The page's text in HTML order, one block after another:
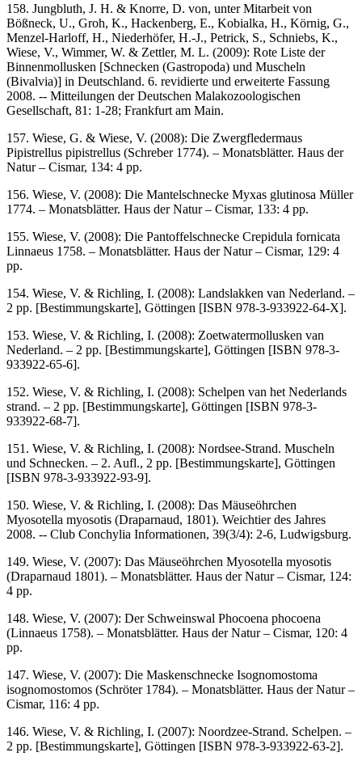
158. Jungbluth, J. H. & Knorre, D. von, unter Mitarbeit von
Bößneck, U., Groh, K., Hackenberg, E., Kobialka, H., Körnig, G.,
Menzel-Harloff, H., Niederhöfer, H.-J., Petrick, S., Schniebs, K.,
Wiese, V., Wimmer, W. & Zettler, M. L. (2009): Rote Liste der
Binnenmollusken [Schnecken (Gastropoda) und Muscheln
(Bivalvia)] in Deutschland. 6. revidierte und erweiterte Fassung
2008. -- Mitteilungen der Deutschen Malakozoologischen
Gesellschaft, 81: 1-28; Frankfurt am Main.
157. Wiese, G. & Wiese, V. (2008): Die Zwergfledermaus
Pipistrellus pipistrellus (Schreber 1774). – Monatsblätter. Haus der
Natur – Cismar, 134: 4 pp.
156. Wiese, V. (2008): Die Mantelschnecke Myxas glutinosa Müller
1774. – Monatsblätter. Haus der Natur – Cismar, 133: 4 pp.
155. Wiese, V. (2008): Die Pantoffelschnecke Crepidula fornicata
Linnaeus 1758. – Monatsblätter. Haus der Natur – Cismar, 129: 4
pp.
154. Wiese, V. & Richling, I. (2008): Landslakken van Nederland. –
2 pp. [Bestimmungskarte], Göttingen [ISBN 978-3-933922-64-X].
153. Wiese, V. & Richling, I. (2008): Zoetwatermollusken van
Nederland. – 2 pp. [Bestimmungskarte], Göttingen [ISBN 978-3-
933922-65-6].
152. Wiese, V. & Richling, I. (2008): Schelpen van het Nederlands
strand. – 2 pp. [Bestimmungskarte], Göttingen [ISBN 978-3-
933922-68-7].
151. Wiese, V. & Richling, I. (2008): Nordsee-Strand. Muscheln
und Schnecken. – 2. Aufl., 2 pp. [Bestimmungskarte], Göttingen
[ISBN 978-3-933922-93-9].
150. Wiese, V. & Richling, I. (2008): Das Mäuseöhrchen
Myosotella myosotis (Draparnaud, 1801). Weichtier des Jahres
2008. -- Club Conchylia Informationen, 39(3/4): 2-6, Ludwigsburg.
149. Wiese, V. (2007): Das Mäuseöhrchen Myosotella myosotis
(Draparnaud 1801). – Monatsblätter. Haus der Natur – Cismar, 124:
4 pp.
148. Wiese, V. (2007): Der Schweinswal Phocoena phocoena
(Linnaeus 1758). – Monatsblätter. Haus der Natur – Cismar, 120: 4
pp.
147. Wiese, V. (2007): Die Maskenschnecke Isognomostoma
isognomostomos (Schröter 1784). – Monatsblätter. Haus der Natur –
Cismar, 116: 4 pp.
146. Wiese, V. & Richling, I. (2007): Noordzee-Strand. Schelpen. –
2 pp. [Bestimmungskarte], Göttingen [ISBN 978-3-933922-63-2].